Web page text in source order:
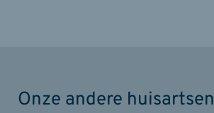
Onze andere huisartsen